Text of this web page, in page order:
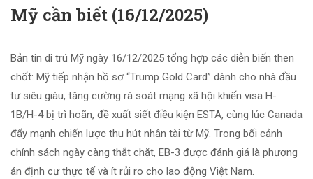
Mỹ cần biết (16/12/2025)
Bản tin di trú Mỹ ngày 16/12/2025 tổng hợp các diễn biến then
chốt: Mỹ tiếp nhận hồ sơ “Trump Gold Card” dành cho nhà đầu
tư siêu giàu, tăng cường rà soát mạng xã hội khiến visa H-
1B/H-4 bị trì hoãn, đề xuất siết điều kiện ESTA, cùng lúc Canada
đẩy mạnh chiến lược thu hút nhân tài từ Mỹ. Trong bối cảnh
chính sách ngày càng thắt chặt, EB-3 được đánh giá là phương
án định cư thực tế và ít rủi ro cho lao động Việt Nam.